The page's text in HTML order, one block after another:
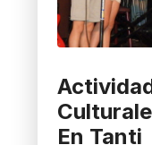
En Tanti